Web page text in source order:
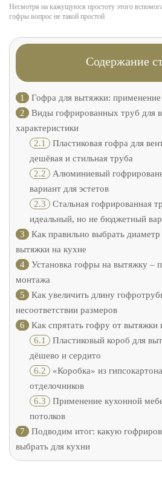
Несмотря на кажущуюся простоту этого
гофры вопрос не такой простой
Содержание
1
Гофра для вытяжки: применение
2
Виды гофрированных труб для
характеристики
2.1 Пластиковая гофра для
дешёвая и стильная труба
2.2 Алюминиевый
вариант для эстетов
2.3 Стальная гофрированная
идеальный, но не бюджетный
3
Как правильно выбрать
вытяжки на кухне
4
Установка гофры на вытяжку –
монтажа
5
Как увеличить длину
несоответствии размеров
6
Как спрятать гофру от вытяжки
6.1 Пластиковый короб для
дёшево и сердито
6.2 «Коробка» из
отделочников
6.3 Применение кухонной
потолков
7
Подводим итог: какую
выбрать для кухни